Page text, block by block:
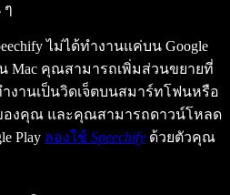
ๆ
ไม่ได้ทำงานแค่บน Google
Mac คุณสามารถเพิ่มส่วนขยายที่
งานเป็นวิดเจ็ตบนสมาร์ทโฟนหรือ
ของคุณ และคุณสามารถดาวน์โหลด
Play ลองใช้ Speechify ด้วยตัวคุณ